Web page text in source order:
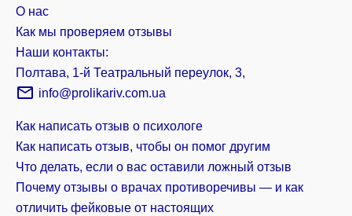
О нас
Как мы проверяем отзывы
Наши контакты:
Полтава, 1-й Театральный переулок, 3,
info@prolikariv.com.ua
Как написать отзыв о психологе
Как написать отзыв, чтобы он помог другим
Что делать, если о вас оставили ложный отзыв
Почему отзывы о врачах противоречивы — и как
отличить фейковые от настоящих